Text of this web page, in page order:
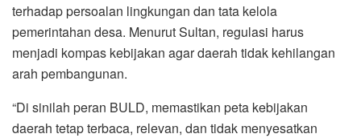
terhadap persoalan lingkungan dan tata kelola
pemerintahan desa. Menurut Sultan, regulasi harus
menjadi kompas kebijakan agar daerah tidak kehilangan
arah pembangunan.
“Di sinilah peran BULD, memastikan peta kebijakan
daerah tetap terbaca, relevan, dan tidak menyesatkan